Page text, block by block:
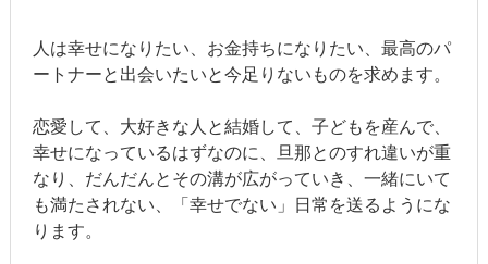
人は幸せになりたい、お金持ちになりたい、最高のパ
ートナーと出会いたいと今足りないものを求めます。
恋愛して、大好きな人と結婚して、子どもを産んで、
幸せになっているはずなのに、旦那とのすれ違いが重
なり、だんだんとその溝が広がっていき、一緒にいて
も満たされない、「幸せでない」日常を送るようにな
ります。